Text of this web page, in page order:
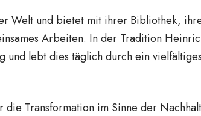
Welt und bietet mit ihrer Bibliothek,
Arbeiten. In der Tradition
lebt dies täglich durch ein
Transformation im Sinne der